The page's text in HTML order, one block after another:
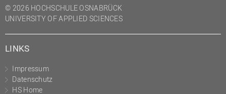
© 2026 HOCHSCHULE OSNABRÜCK
UNIVERSITY OF APPLIED SCIENCES
LINKS
Impressum
Datenschutz
HS Home